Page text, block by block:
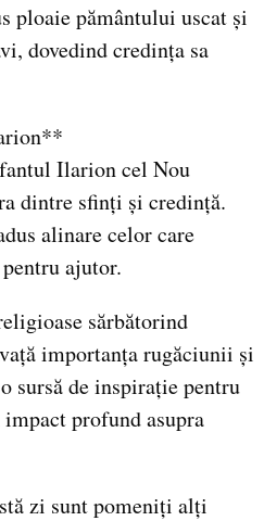
ploaie pământului uscat și
dovedind credința sa
Ilarion cel Nou
dintre sfinți și credință.
alinare celor care
ajutor.
sărbătorind
importanța rugăciunii și
sursă de inspirație pentru
profund asupra
zi sunt pomeniți alți